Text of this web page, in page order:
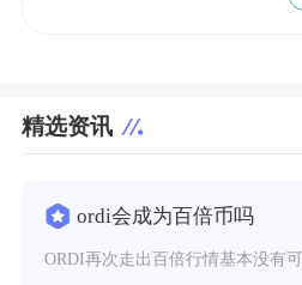
精选资讯
ordi会成为百倍币吗